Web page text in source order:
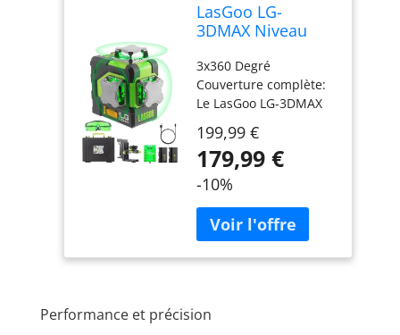
LasGoo LG-
3DMAX Niveau
Laser Croisé Auto-
Nivellant 3D, 2
Batteries Lithium
Rechargeables,
Adaptateur de
Réglage, Lunettes
et Étui Rigide
3x360 Degré
Couverture complète:
Le LasGoo LG-3DMAX
horizontale et deux
lignes verticales pour
une couverture
deux directions. Cela
permet de prendre
ce qui permet de
199,99 €
179,99 €
-10%
Performance et précision